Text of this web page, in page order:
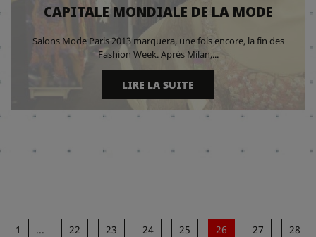
CAPITALE MONDIALE DE LA MODE
Salons Mode Paris 2013 marquera, une fois encore, la fin des
Fashion Week. Après Milan,...
LIRE LA SUITE
1 ... 22 23 24 25 26 27
28